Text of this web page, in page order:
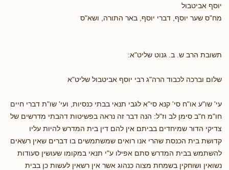
יוסף אביטבול
מח"ס שער יוסף, דברי יוסף, באר התורה, ושא"ס
תשובת הרב ש. ב. גנוט שליט"א:
שלום וברכה לכבוד הרה"ג רבי יוסף אביטבול שליט"א
עי' שו"ע או"ח סי' קנא סי"א לגבי תנאי בבתי כנסיות, ועי' שו"ת דברי חיים
חו"מ ח"ב סימן לב וז"ל: הנה דבר זה נראה בפשיטות דהבתי מדרשים של
צדיקי הדור שמיחדים בביתם אין להם דין בית המדרש להיות עליו
קדושת בית הכנסת שהרי אנו רואים שמשתמשים בו דברים שאין רשאים
להשתמש בבית המדרש סתם אפילו ע"י תנאי במקומו שעושין סעודות
נשואין ושוחקין בשמחת מצוה כנהוג אשר אין רשאין לעשות כן בבית